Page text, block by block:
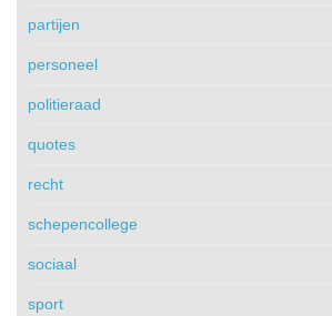
partijen
personeel
politieraad
quotes
recht
schepencollege
sociaal
sport